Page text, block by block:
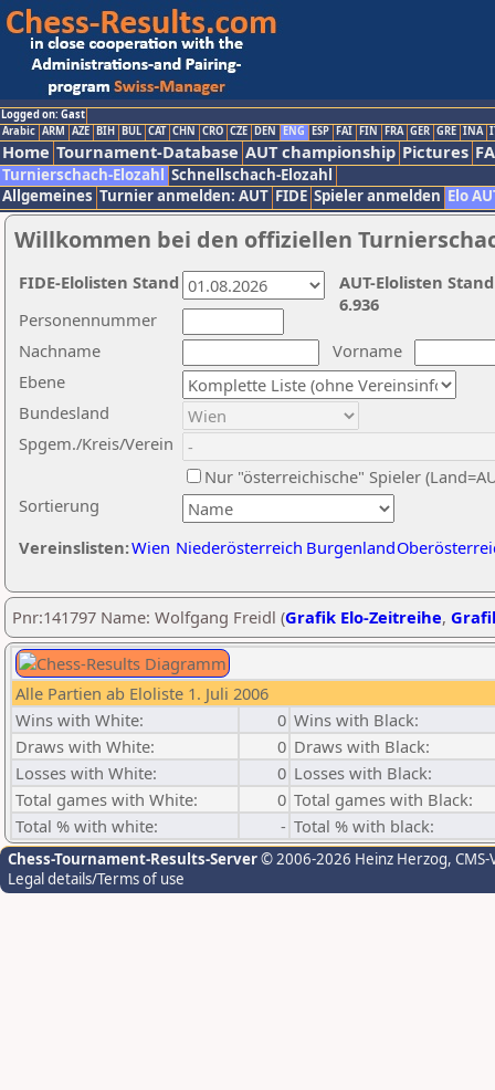
Logged on: Gast
Arabic ARM AZE BIH BUL CAT CHN CRO CZE DEN ENG ESP FAI FIN FRA GER GRE INA
Home Tournament-Database AUT championship Pictures
Turnierschach-Elozahl Schnellschach-Elozahl
Allgemeines Turnier anmelden: AUT FIDE Spieler anmelden Elo
Willkommen bei den offiziellen
Nachname
Vorname
Ebene
Sortierung
Personennummer
Bundesland
Spgem./Kreis/Verein
Nur "österreichische" Spieler
Vereinslisten:Wien Niederösterreich Burgenland
AUT-Elolisten
6.936
FIDE-Elolisten Stand
Pnr:141797 Name: Wolfgang Freidl (Grafik Elo-Zeitreihe,
Alle Partien ab Eloliste 1. Juli 2006
Wins with White:
0 Wins with Black:
Draws with White:
0 Draws with Black:
Losses with White:
0 Losses with Black:
Total games with White:
0 Total games with Black:
Total % with white:
- Total % with black:
Chess-Tournament-Results-Server© 2006-2026 Heinz Herzog,
Legal details/Terms of use